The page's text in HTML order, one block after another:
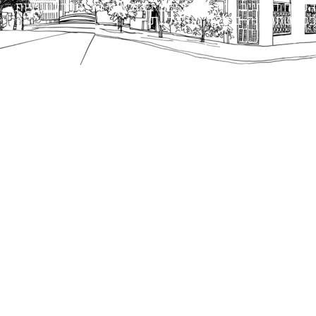
הנוסח המחייב הוא זה הקבוע בהוראות הדין הרלוונטיות
כפי שתהיינה בתוקף מעת לעת.